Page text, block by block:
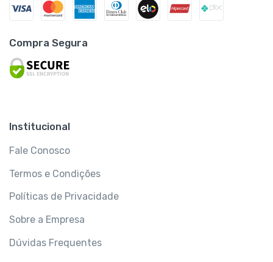
Compra Segura
Institucional
Fale Conosco
Termos e Condições
Políticas de Privacidade
Sobre a Empresa
Dúvidas Frequentes